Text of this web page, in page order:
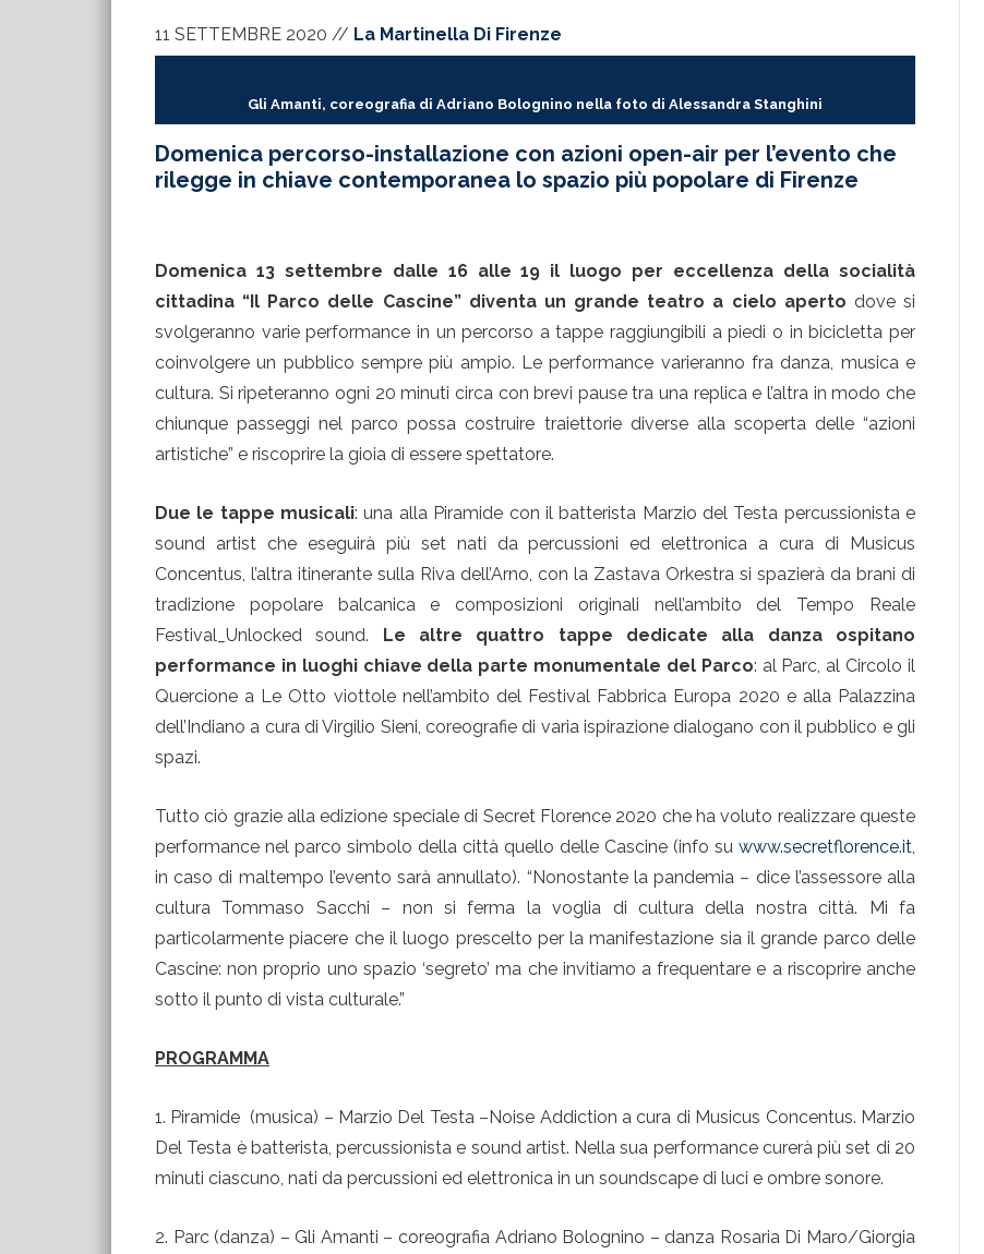
11 SETTEMBRE 2020 // La Martinella Di Firenze
Gli Amanti, coreografia di Adriano Bolognino nella foto di Alessandra Stanghini
Domenica percorso-installazione con azioni open-air per l’evento che
rilegge in chiave contemporanea lo spazio più popolare di Firenze
Domenica 13 settembre dalle 16 alle 19 il luogo per eccellenza della socialità
cittadina “Il Parco delle Cascine” diventa un grande teatro a cielo aperto dove si
svolgeranno varie performance in un percorso a tappe raggiungibili a piedi o in bicicletta per
coinvolgere un pubblico sempre più ampio. Le performance varieranno fra danza, musica e
cultura. Si ripeteranno ogni 20 minuti circa con brevi pause tra una replica e l’altra in modo che
chiunque passeggi nel parco possa costruire traiettorie diverse alla scoperta delle “azioni
artistiche” e riscoprire la gioia di essere spettatore.
Due le tappe musicali: una alla Piramide con il batterista Marzio del Testa percussionista e
sound artist che eseguirà più set nati da percussioni ed elettronica a cura di Musicus
Concentus, l’altra itinerante sulla Riva dell’Arno, con la Zastava Orkestra si spazierà da brani di
tradizione popolare balcanica e composizioni originali nell’ambito del Tempo Reale
Festival_Unlocked sound. Le altre quattro tappe dedicate alla danza ospitano
performance in luoghi chiave della parte monumentale del Parco: al Parc, al Circolo il
Quercione a Le Otto viottole nell’ambito del Festival Fabbrica Europa 2020 e alla Palazzina
dell’Indiano a cura di Virgilio Sieni, coreografie di varia ispirazione dialogano con il pubblico e gli
spazi.
Tutto ciò grazie alla edizione speciale di Secret Florence 2020 che ha voluto realizzare queste
performance nel parco simbolo della città quello delle Cascine (info su www.secretflorence.it,
in caso di maltempo l’evento sarà annullato). “Nonostante la pandemia – dice l’assessore alla
cultura Tommaso Sacchi – non si ferma la voglia di cultura della nostra città. Mi fa
particolarmente piacere che il luogo prescelto per la manifestazione sia il grande parco delle
Cascine: non proprio uno spazio ‘segreto’ ma che invitiamo a frequentare e a riscoprire anche
sotto il punto di vista culturale.”
PROGRAMMA
1. Piramide (musica) – Marzio Del Testa –Noise Addiction a cura di Musicus Concentus. Marzio
Del Testa è batterista, percussionista e sound artist. Nella sua performance curerà più set di 20
minuti ciascuno, nati da percussioni ed elettronica in un soundscape di luci e ombre sonore.
2. Parc (danza) – Gli Amanti – coreografia Adriano Bolognino – danza Rosaria Di Maro/Giorgia